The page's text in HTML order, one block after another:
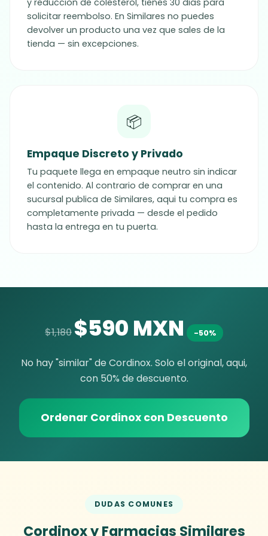
y reduccion de colesterol, tienes 30 dias para
solicitar reembolso. En Similares no puedes
devolver un producto una vez que sales de la
tienda — sin excepciones.
📦
Empaque Discreto y Privado
Tu paquete llega en empaque neutro sin indicar
el contenido. Al contrario de comprar en una
sucursal publica de Similares, aqui tu compra es
completamente privada — desde el pedido
hasta la entrega en tu puerta.
$1,180 $590 MXN -50%
No hay "similar" de Cordinox. Solo el original, aqui,
con 50% de descuento.
Ordenar Cordinox con Descuento
DUDAS COMUNES
Cordinox y Farmacias Similares